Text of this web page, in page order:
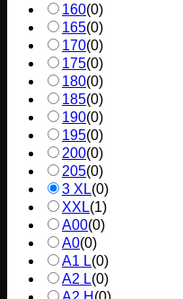
160(0)
165(0)
170(0)
175(0)
180(0)
185(0)
190(0)
195(0)
200(0)
205(0)
3 XL(0)
XXL(1)
A00(0)
A0(0)
A1 L(0)
A2 L(0)